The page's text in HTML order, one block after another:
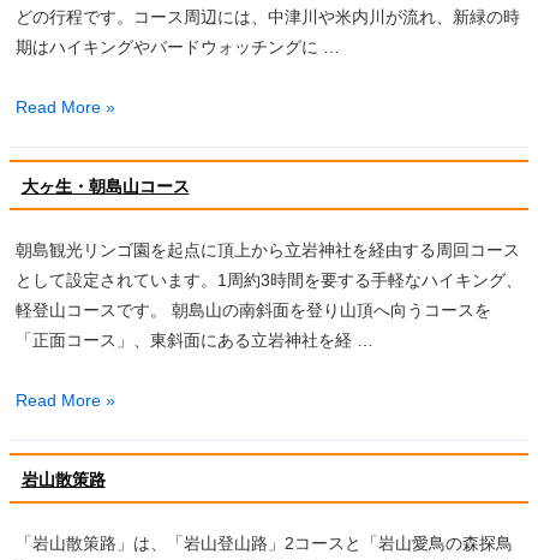
然
歩
を
紹
介
す。
どの行程です。コース周辺には、中津川や米内川が流れ、新緑の時
期はハイキングやバードウォッチングに …
二
森
コ
ス
Read More »
大ヶ生・朝島山コース
朝島観光リンゴ園を起点に頂上から立岩神社を経由する周回コース
として設定されています。1周約3時間を要する手軽なハイキング、
軽登山コースです。 朝島山の南斜面を登り山頂へ向うコースを
「正面コース」、東斜面にある立岩神社を経 …
大
生・
朝
山
Read More »
岩山散策路
「岩山散策路」は、「岩山登山路」2コースと「岩山愛鳥の森探鳥